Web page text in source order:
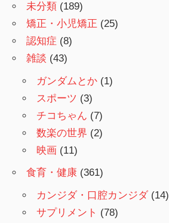
未分類 (189)
矯正・小児矯正 (25)
認知症 (8)
雑談 (43)
ガンダムとか (1)
スポーツ (3)
チコちゃん (7)
数楽の世界 (2)
映画 (11)
食育・健康 (361)
カンジダ・口腔カンジダ(14)
サプリメント (78)